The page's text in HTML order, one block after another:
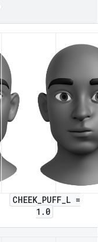
CHEEK_PUFF_L =
1.0